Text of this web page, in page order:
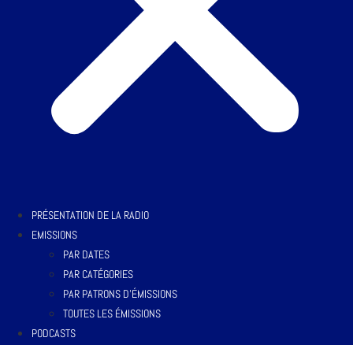
PRÉSENTATION DE LA RADIO
EMISSIONS
PAR DATES
PAR CATÉGORIES
PAR PATRONS D’ÉMISSIONS
TOUTES LES ÉMISSIONS
PODCASTS